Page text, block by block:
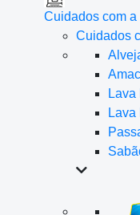
Cuidados com a
Cuidados